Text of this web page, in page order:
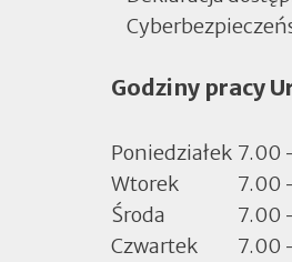
Godziny pracy
Poniedziałek 7.00
Wtorek
7.00
Środa
7.00
Czwartek
7.00